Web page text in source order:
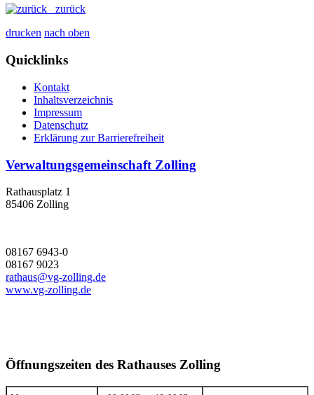
zurück
drucken nach oben
Quicklinks
Kontakt
Inhaltsverzeichnis
Impressum
Datenschutz
Erklärung zur Barrierefreiheit
Verwaltungsgemeinschaft Zolling
Rathausplatz 1
85406 Zolling
08167 6943-0
08167 9023
rathaus@vg-zolling.de
www.vg-zolling.de
Öffnungszeiten des Rathauses Zolling